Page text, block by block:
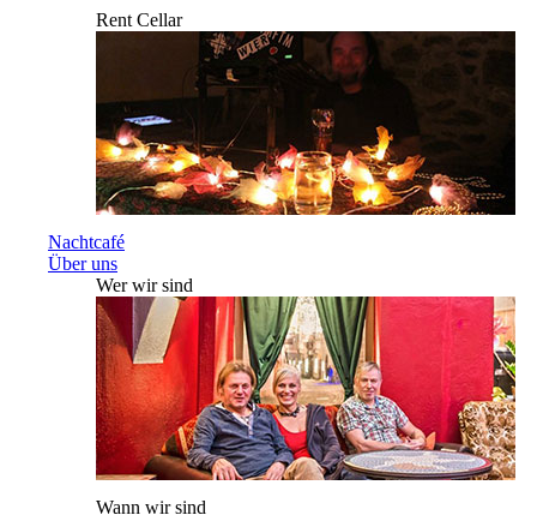
Rent Cellar
Nachtcafé
Über uns
Wer wir sind
Wann wir sind